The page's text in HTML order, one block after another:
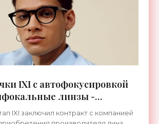
IXI с автофокусировкой
линзы -
IXI заключил контракт с компанией